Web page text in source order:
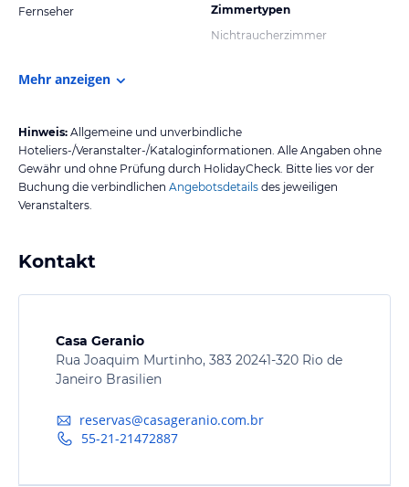
Fernseher
Zimmertypen
Nichtraucherzimmer
Mehr anzeigen
Hinweis: Allgemeine und unverbindliche
Hoteliers-/Veranstalter-/Kataloginformationen. Alle Angaben ohne
Gewähr und ohne Prüfung durch HolidayCheck. Bitte lies vor der
Buchung die verbindlichen Angebotsdetails des jeweiligen
Veranstalters.
Kontakt
Casa Geranio
Rua Joaquim Murtinho, 383 20241-320 Rio de
Janeiro Brasilien
reservas@casageranio.com.br
55-21-21472887